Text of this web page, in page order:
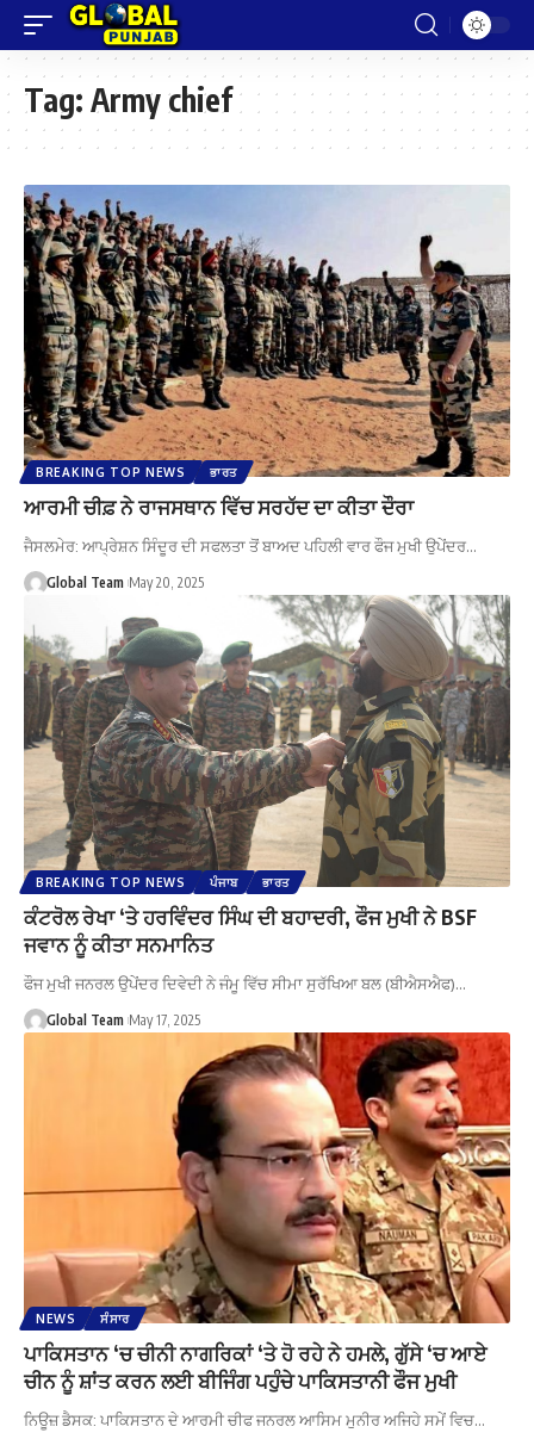
Tag: Army chief
BREAKING TOP NEWS ਭਾਰਤ
ਆਰਮੀ ਚੀਫ਼ ਨੇ ਰਾਜਸਥਾਨ ਵਿੱਚ ਸਰਹੱਦ ਦਾ ਕੀਤਾ ਦੌਰਾ
ਜੈਸਲਮੇਰ: ਆਪ੍ਰੇਸ਼ਨ ਸਿੰਦੂਰ ਦੀ ਸਫਲਤਾ ਤੋਂ ਬਾਅਦ ਪਹਿਲੀ ਵਾਰ ਫੌਜ ਮੁਖੀ ਉਪੇਂਦਰ…
Global Team May 20, 2025
BREAKING TOP NEWS ਪੰਜਾਬ ਭਾਰਤ
ਕੰਟਰੋਲ ਰੇਖਾ ‘ਤੇ ਹਰਵਿੰਦਰ ਸਿੰਘ ਦੀ ਬਹਾਦਰੀ, ਫੌਜ ਮੁਖੀ ਨੇ BSF
ਜਵਾਨ ਨੂੰ ਕੀਤਾ ਸਨਮਾਨਿਤ
ਫੌਜ ਮੁਖੀ ਜਨਰਲ ਉਪੇਂਦਰ ਦਿਵੇਦੀ ਨੇ ਜੰਮੂ ਵਿੱਚ ਸੀਮਾ ਸੁਰੱਖਿਆ ਬਲ (ਬੀਐਸਐਫ)…
Global Team May 17, 2025
NEWS ਸੰਸਾਰ
ਪਾਕਿਸਤਾਨ ‘ਚ ਚੀਨੀ ਨਾਗਰਿਕਾਂ ‘ਤੇ ਹੋ ਰਹੇ ਨੇ ਹਮਲੇ, ਗੁੱਸੇ ‘ਚ ਆਏ
ਚੀਨ ਨੂੰ ਸ਼ਾਂਤ ਕਰਨ ਲਈ ਬੀਜਿੰਗ ਪਹੁੰਚੇ ਪਾਕਿਸਤਾਨੀ ਫੌਜ ਮੁਖੀ
ਨਿਊਜ਼ ਡੈਸਕ: ਪਾਕਿਸਤਾਨ ਦੇ ਆਰਮੀ ਚੀਫ ਜਨਰਲ ਆਸਿਮ ਮੁਨੀਰ ਅਜਿਹੇ ਸਮੇਂ ਵਿਚ…